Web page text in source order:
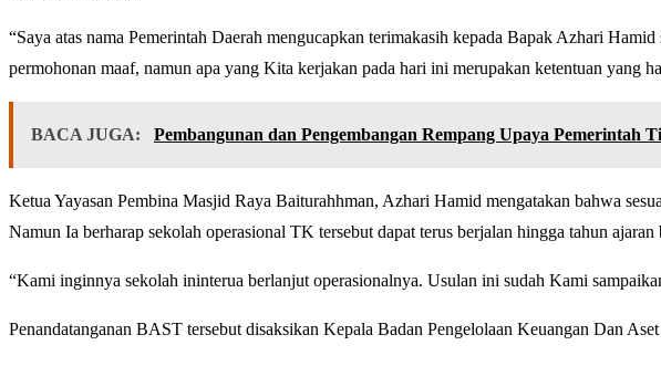
“Saya atas nama Pemerintah Daerah mengucapkan terimakasih kepada Bapak Azhari
permohonan maaf, namun apa yang Kita kerjakan pada hari ini merupakan ketentuan yang
BACA JUGA: Pembangunan dan Pengembangan Rempang Upaya Pemerintah
Ketua Yayasan Pembina Masjid Raya Baiturahhman, Azhari Hamid mengatakan bahwa
Namun Ia berharap sekolah operasional TK tersebut dapat terus berjalan hingga tahun ajaran
“Kami inginnya sekolah ininterua berlanjut operasionalnya. Usulan ini sudah Kami
Penandatanganan BAST tersebut disaksikan Kepala Badan Pengelolaan Keuangan Dan